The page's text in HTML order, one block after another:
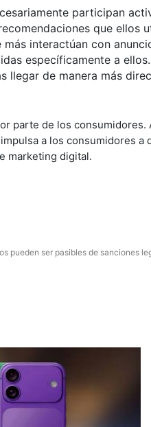
participan
que ellos
interactúan con
específicamente a
llegar de manera más
parte de los consumidores.
a los consumidores a
marketing digital.
pueden ser pasibles de sanciones